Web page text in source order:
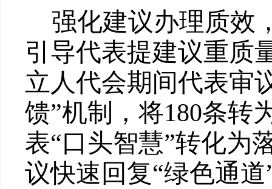
强化建议办理质效
引导代表提建议重质
立人代会期间代表审
馈”机制，将180条转
表“口头智慧”转化为
议快速回复“绿色通道